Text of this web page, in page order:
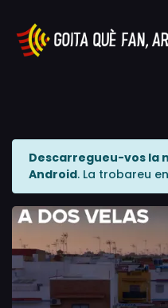
Descarregueu-vos la
Android. La trobareu en